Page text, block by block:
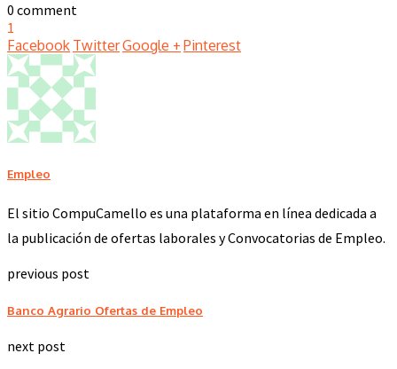
0 comment
1
Facebook TwitterGoogle + Pinterest
Empleo
El sitio CompuCamello es una plataforma en línea dedicada a
la publicación de ofertas laborales y Convocatorias de Empleo.
previous post
Banco Agrario Ofertas de Empleo
next post